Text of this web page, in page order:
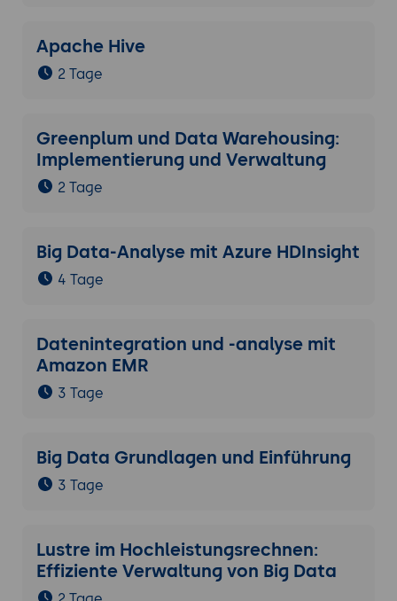
Apache Hive
2 Tage
Greenplum und Data Warehousing:
Implementierung und Verwaltung
2 Tage
Big Data-Analyse mit Azure HDInsight
4 Tage
Datenintegration und -analyse mit
Amazon EMR
3 Tage
Big Data Grundlagen und Einführung
3 Tage
Lustre im Hochleistungsrechnen:
Effiziente Verwaltung von Big Data